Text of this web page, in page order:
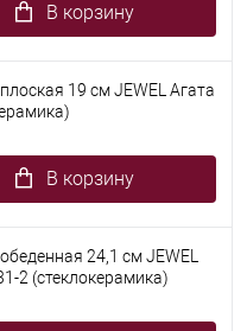
В корзину
19 см JEWEL Агата
В корзину
24,1 см JEWEL
2 (стеклокерамика)